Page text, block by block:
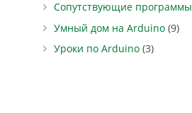
Сопутствующие программы
Умный дом на Arduino (9)
Уроки по Arduino (3)